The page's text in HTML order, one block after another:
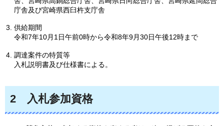
庁舎及び宮崎県西臼杵支庁舎
供給期間
令和7年10月1日午前0時から令和8年9月30日午後12時まで
調達案件の特質等
入札説明書及び仕様書による。
2 入札参加資格